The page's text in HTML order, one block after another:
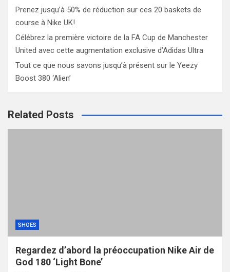
Prenez jusqu’à 50% de réduction sur ces 20 baskets de
course à Nike UK!
Célébrez la première victoire de la FA Cup de Manchester
United avec cette augmentation exclusive d’Adidas Ultra
Tout ce que nous savons jusqu’à présent sur le Yeezy
Boost 380 ‘Alien’
Related Posts
SHOES
Regardez d’abord la préoccupation Nike Air de
God 180 ‘Light Bone’